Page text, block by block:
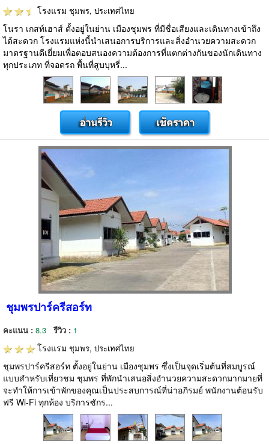
โรงแรม ชุมพร, ประเทศไทย
โนรา เกสท์เฮาส์ ตั้งอยู่ในย่าน เมืองชุมพร ที่มีชื่อเสียงและเดินทางเข้าถึง
ได้สะดวก โรงแรมแห่งนี้นำเสนอการบริการและสิ่งอำนวยความสะดวก
มาตรฐานดีเยี่ยมเพื่อตอบสนองความต้องการที่แตกต่างกันของนักเดินทาง
ทุกประเภท ที่จอดรถ พื้นที่สูบบุหรี่...
ชุมพรปาร์ครีสอร์ท
คะแนน : 8.3 รีวิว : 1
โรงแรม ชุมพร, ประเทศไทย
ชุมพรปาร์ครีสอร์ท ตั้งอยู่ในย่าน เมืองชุมพร ซึ่งเป็นจุดเริ่มต้นที่สมบูรณ์
แบบสำหรับเที่ยวชม ชุมพร ที่พักนำเสนอสิ่งอำนวยความสะดวกมากมายที่
จะทำให้การเข้าพักของคุณเป็นประสบการณ์ที่น่าอภิรมย์ พนักงานต้อนรับ
ฟรี Wi-Fi ทุกห้อง บริการซักร...